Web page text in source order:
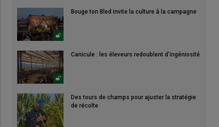
Bouge ton Bled invite la culture à la campagne
Canicule : les éleveurs redoublent d'ingéniosité
Des tours de champs pour ajuster la stratégie
de récolte